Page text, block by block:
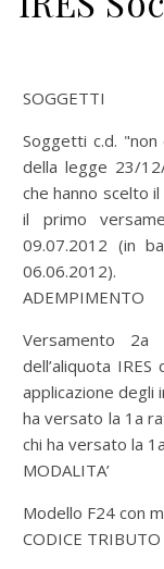
SOGGETTI
Soggetti c.d. "non
della legge 23/
che hanno scelto
il primo
09.07.2012 (in
06.06.2012).
ADEMPIMENTO
Versamento 2a
dell’aliquota
applicazione degli
ha versato la 1a
chi ha versato la
MODALITA’
Modello F24 con
CODICE TRIBUTO